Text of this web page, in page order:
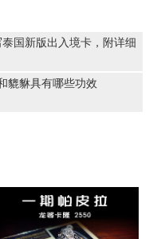
国新版出入境卡，附详细
貔貅具有哪些功效